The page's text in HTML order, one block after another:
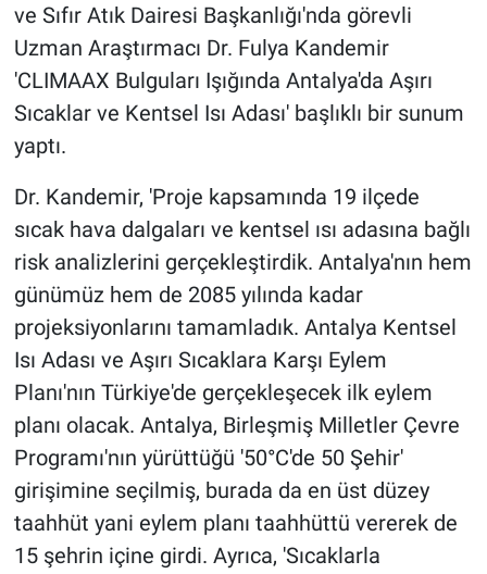
ve Sıfır Atık Dairesi Başkanlığı'nda görevli
Uzman Araştırmacı Dr. Fulya Kandemir
'CLIMAAX Bulguları Işığında Antalya'da Aşırı
Sıcaklar ve Kentsel Isı Adası' başlıklı bir sunum
yaptı.
Dr. Kandemir, 'Proje kapsamında 19 ilçede
sıcak hava dalgaları ve kentsel ısı adasına bağlı
risk analizlerini gerçekleştirdik. Antalya'nın hem
günümüz hem de 2085 yılında kadar
projeksiyonlarını tamamladık. Antalya Kentsel
Isı Adası ve Aşırı Sıcaklara Karşı Eylem
Planı'nın Türkiye'de gerçekleşecek ilk eylem
planı olacak. Antalya, Birleşmiş Milletler Çevre
Programı'nın yürüttüğü '50°C'de 50 Şehir'
girişimine seçilmiş, burada da en üst düzey
taahhüt yani eylem planı taahhüttü vererek de
15 şehrin içine girdi. Ayrıca, 'Sıcaklarla